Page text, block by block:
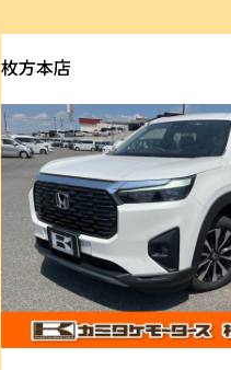
枚方本店